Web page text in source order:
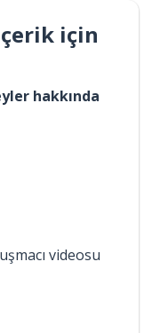
için
hakkında
videosu